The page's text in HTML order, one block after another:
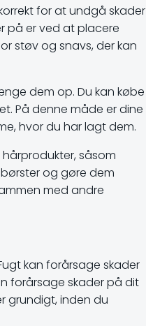
for at undgå skader
på er ved at placere
støv og snavs, der kan
dem op. Du kan købe
På denne måde er dine
hvor du har lagt dem.
såsom
og gøre dem
med andre
kan forårsage skader
forårsage skader på dit
grundigt, inden du